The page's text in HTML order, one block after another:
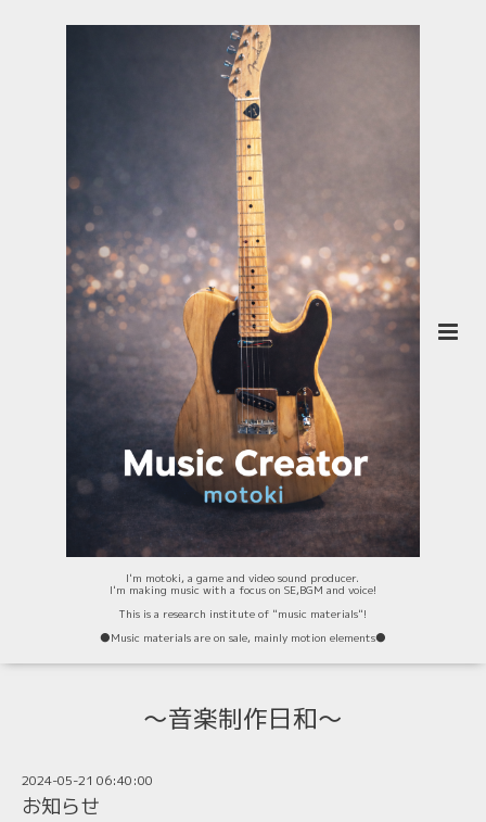
I'm motoki, a game and video sound producer.
I'm making music with a focus on SE,BGM and voice!
This is a research institute of "music materials"!
⚫️Music materials are on sale, mainly motion elements⚫️
〜音楽制作日和〜
2024-05-21 06:40:00
お知らせ